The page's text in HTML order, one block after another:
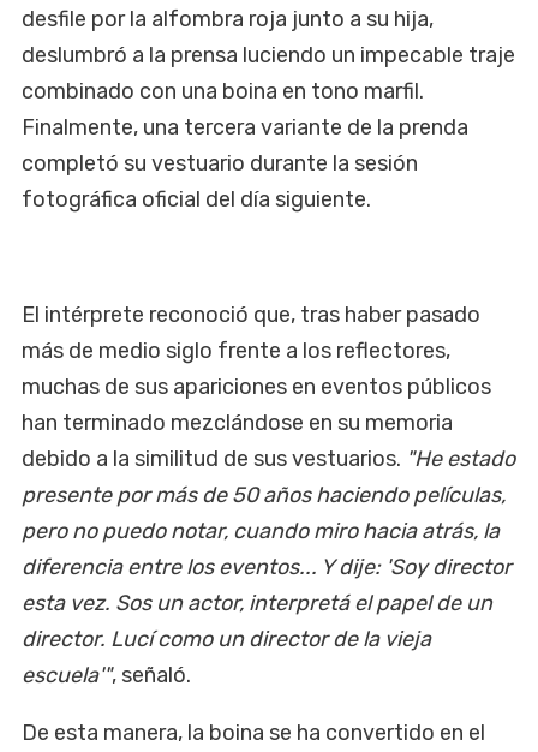
desfile por la alfombra roja junto a su hija,
deslumbró a la prensa luciendo un impecable traje
combinado con una boina en tono marfil.
Finalmente, una tercera variante de la prenda
completó su vestuario durante la sesión
fotográfica oficial del día siguiente.
El intérprete reconoció que, tras haber pasado
más de medio siglo frente a los reflectores,
muchas de sus apariciones en eventos públicos
han terminado mezclándose en su memoria
debido a la similitud de sus vestuarios. "He estado
presente por más de 50 años haciendo películas,
pero no puedo notar, cuando miro hacia atrás, la
diferencia entre los eventos... Y dije: 'Soy director
esta vez. Sos un actor, interpretá el papel de un
director. Lucí como un director de la vieja
escuela'", señaló.
De esta manera, la boina se ha convertido en el